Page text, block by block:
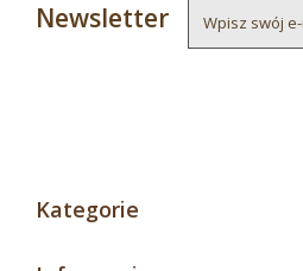
Newsletter
Kategorie